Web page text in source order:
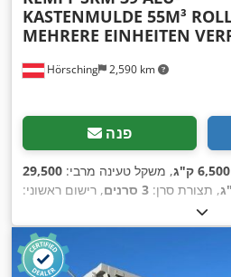
Hörsching 2,590 km
KASTENMULDE 55M³
MEHRERE EINHEITEN
פנה
6,500 ק"ג , משקל טעינה מרבי: 29,500
, תצורת סרן: 3 סרנים
, רישום ראשוני:
55 מ"ק
בלימה למניעת נעילה (ABS),